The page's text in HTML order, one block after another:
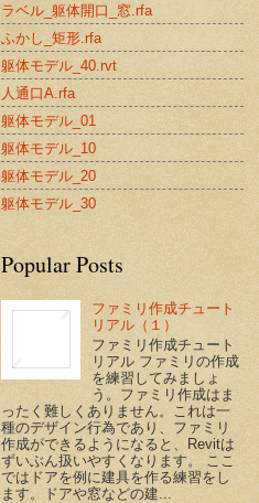
ラベル_躯体開口_窓.rfa
ふかし_矩形.rfa
躯体モデル_40.rvt
人通口A.rfa
躯体モデル_01
躯体モデル_10
躯体モデル_20
躯体モデル_30
Popular Posts
ファミリ作成チュート
リアル（１）
ファミリ作成チュート
リアル ファミリの作成
を練習してみましょ
う。ファミリ作成はま
ったく難しくありません。これは一
種のデザイン行為であり、ファミリ
作成ができるようになると、Revitは
ずいぶん扱いやすくなります。 ここ
ではドアを例に建具を作る練習をし
ます。ドアや窓などの建...